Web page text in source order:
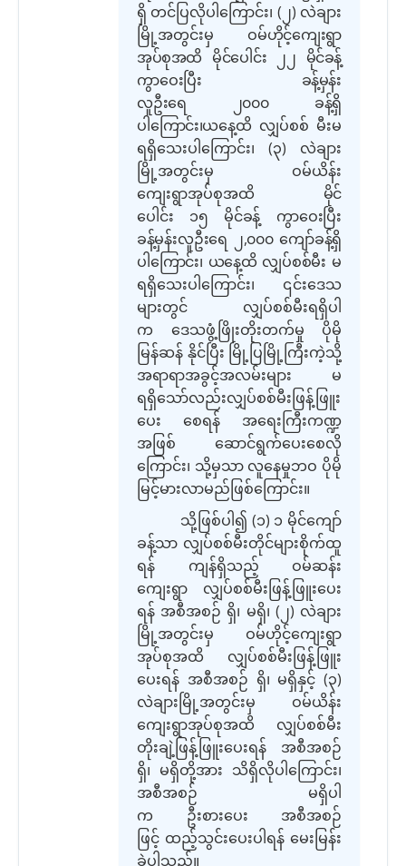
ရှိ တင်ပြလိုပါကြောင်း၊ ( ၂) လဲချား
မြို့အတွင်းမှ ဝမ်ဟိုင့်ကျေးရွာ
အုပ်စုအထိ မိုင်ပေါင်း ၂၂ မိုင်ခန့်
ကွာဝေးပြီး ခန့်မှန်း
လူဦးရေ ၂၀၀၀ ခန့်ရှိ
ပါကြောင်း၊ယနေ့ထိ လျှပ်စစ် မီးမ
ရရှိသေးပါကြောင်း၊ (၃) လဲချား
မြို့အတွင်းမှ ဝမ်ယိန်း
ကျေးရွာအုပ်စုအထိ မိုင်
ပေါင်း ၁၅ မိုင်ခန့် ကွာဝေးပြီး
ခန့်မှန်းလူဦးရေ ၂,၀၀၀ ကျော်ခန့်ရှိ
ပါကြောင်း၊ ယနေ့ထိ လျှပ်စစ်မီး မ
ရရှိသေးပါကြောင်း၊
၎င်းဒေသ
များတွင်
လျှပ်စစ်မီးရရှိပါ
က ဒေသဖွံ့ဖြိုးတိုးတက်မှု ပိုမို
မြန်ဆန် နိုင်ပြီး မြို့ပြမြို့ကြီးကဲ့သို့
အရာရာအခွင့်အလမ်းများ မ
ရရှိသော်လည်းလျှပ်စစ်မီးဖြန့်ဖြူး
ပေး စေရန် အရေးကြီးကဏ္ဍ
အဖြစ် ဆောင်ရွက်ပေးစေလို
ကြောင်း၊ သို့မှသာ လူနေမှုဘဝ ပိုမို
မြင့်မားလာမည်ဖြစ်ကြောင်း။
သို့ဖြစ်ပါ၍ (၁) ၁ မိုင်ကျော်
ခန့်သာ လျှပ်စစ်မီးတိုင်များစိုက်ထူ
ရန် ကျန်ရှိသည့် ဝမ်ဆန်း
ကျေးရွာ လျှပ်စစ်မီးဖြန့်ဖြူးပေး
ရန် အစီအစဉ် ရှိ၊ မရှိ၊ ( ၂) လဲချား
မြို့အတွင်းမှ ဝမ်ဟိုင့်ကျေးရွာ
အုပ်စုအထိ လျှပ်စစ်မီးဖြန့်ဖြူး
ပေးရန် အစီအစဉ် ရှိ၊ မရှိနှင့် (၃)
လဲချားမြို့အတွင်းမှ ဝမ်ယိန်း
ကျေးရွာအုပ်စုအထိ လျှပ်စစ်မီး
တိုးချဲ့ဖြန့်ဖြူးပေးရန် အစီအစဉ်
ရှိ၊ မရှိတို့အား သိရှိလိုပါကြောင်း၊
အစီအစဉ် မရှိပါ
က ဦးစားပေး အစီအစဉ်
ဖြင့် ထည့်သွင်းပေးပါရန် မေးမြန်း
ခဲ့ပါသည်။